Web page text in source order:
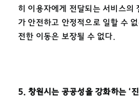
히 이용자에게 전달되는 서비스의
가 안전하고 안정적으로 일할 수
전한 이동은 보장될 수 없다.
5. 창원시는 공공성을 강화하는 ‘